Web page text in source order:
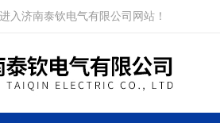
入济南泰钦电气有限公司网站！